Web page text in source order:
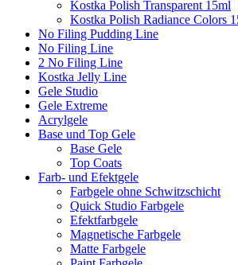
Kostka Polish Transparent 15ml
Kostka Polish Radiance Colors
No Filing Pudding Line
No Filing Line
2 No Filing Line
Kostka Jelly Line
Gele Studio
Gele Extreme
Acrylgele
Base und Top Gele
Base Gele
Top Coats
Farb- und Efektgele
Farbgele ohne Schwitzschicht
Quick Studio Farbgele
Efektfarbgele
Magnetische Farbgele
Matte Farbgele